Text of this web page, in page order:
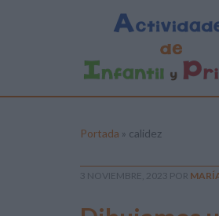
Portada » calidez
3 NOVIEMBRE, 2023 POR